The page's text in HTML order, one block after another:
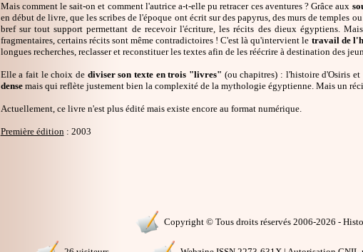
Mais comment le sait-on et comment l'autrice a-t-elle pu retracer ces aventures ? Grâce aux
en début de livre, que les scribes de l'époque ont écrit sur des papyrus, des murs de temples
bref sur tout support permettant de recevoir l'écriture, les récits des dieux égyptiens.
fragmentaires, certains récits sont même contradictoires ! C'est là qu'intervient le travail de
longues recherches, reclasser et reconstituer les textes afin de les réécrire à destination des
Elle a fait le choix de diviser son texte en trois "livres" (ou chapitres) : l'histoire d'Osiris
densemais qui reflète justement bien la complexité de la mythologie égyptienne. Mais un
Actuellement, ce livre n'est plus édité mais existe encore au format numérique.
Première édition: 2003
Copyright © Tous droits réservés 2006-2026 -